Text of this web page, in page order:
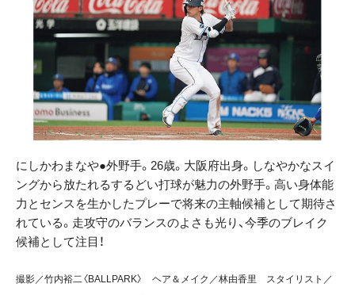
にしかわまなや●外野手。26歳。大阪府出身。しなやかなスイ
ングから放たれるするどい打球が魅力の外野手。高い身体能
力とセンスを生かしたプレーで将来の主軸候補として期待さ
れている。走攻守のバランスのよさも光り、今季のブレイク
候補として注目！
撮影／竹内裕二〈BALLPARK〉 ヘア＆メイク／林由香里 スタイリスト／